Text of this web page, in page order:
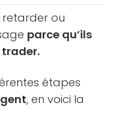
retarder ou
parce qu’ils
trader.
étapes
, en voici la